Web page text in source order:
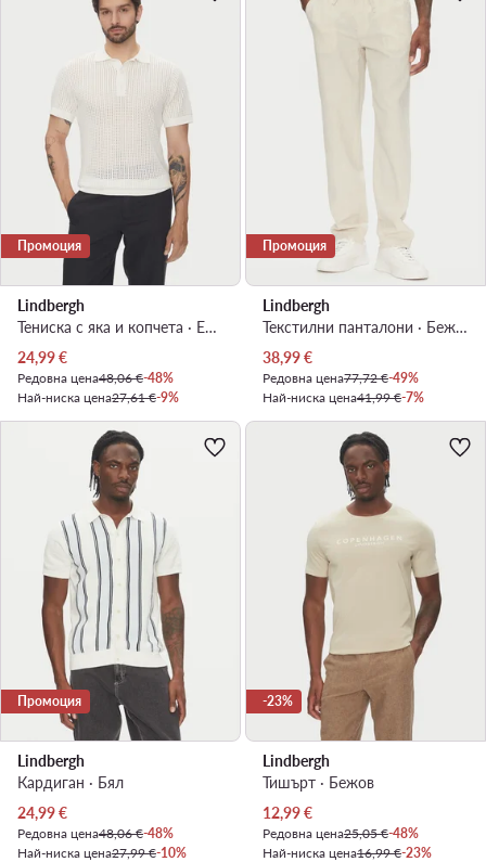
Промоция
Lindbergh
Тениска с яка и копчета · Екрю
Актуална цена
24,99€
Редовна цена48,06 €-48%
Най-ниска цена27,61 €-9%
Промоция
Lindbergh
Текстилни панталони · Бежов · Relaxed Fit
Актуална цена
38,99€
Редовна цена77,72 €-49%
Най-ниска цена41,99 €-7%
Промоция
Lindbergh
Кардиган · Бял
Актуална цена
24,99€
Редовна цена48,06 €-48%
Най-ниска цена27,99 €-10%
-23%
Lindbergh
Тишърт · Бежов
Актуална цена
12,99€
Редовна цена25,05 €-48%
Най-ниска цена16,99 €-23%